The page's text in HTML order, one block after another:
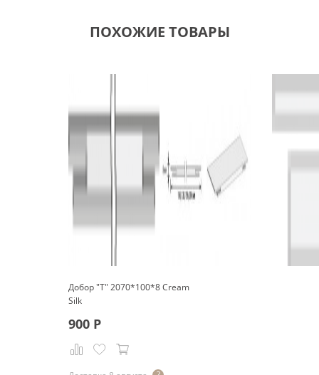
ПОХОЖИЕ ТОВАРЫ
Добор "Т" 2070*100*8 Cream
Silk
900 Р